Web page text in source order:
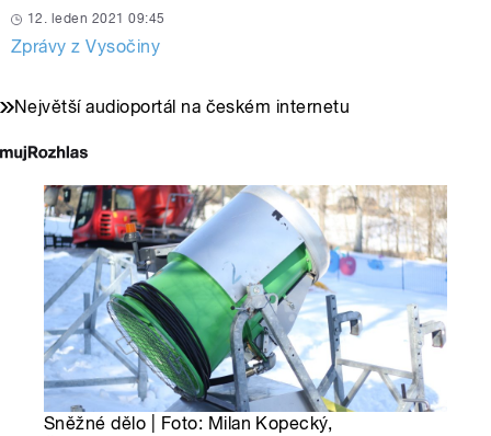
12. leden 2021 09:45
Zprávy z Vysočiny
Největší audioportál na českém internetu
Sněžné dělo | Foto: Milan Kopecký,